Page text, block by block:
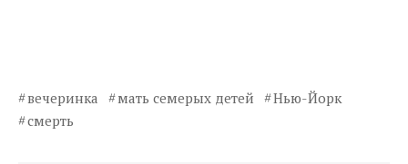
вечеринка мать семерых детей
Нью-Йорк
смерть